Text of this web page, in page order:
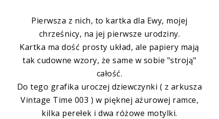
Pierwsza z nich, to kartka dla Ewy, mojej
chrześnicy, na jej pierwsze urodziny.
Kartka ma dość prosty układ, ale papiery mają
tak cudowne wzory, że same w sobie "stroją"
całość.
Do tego grafika uroczej dziewczynki ( z arkusza
Vintage Time 003 ) w pięknej ażurowej ramce,
kilka perełek i dwa różowe motylki.